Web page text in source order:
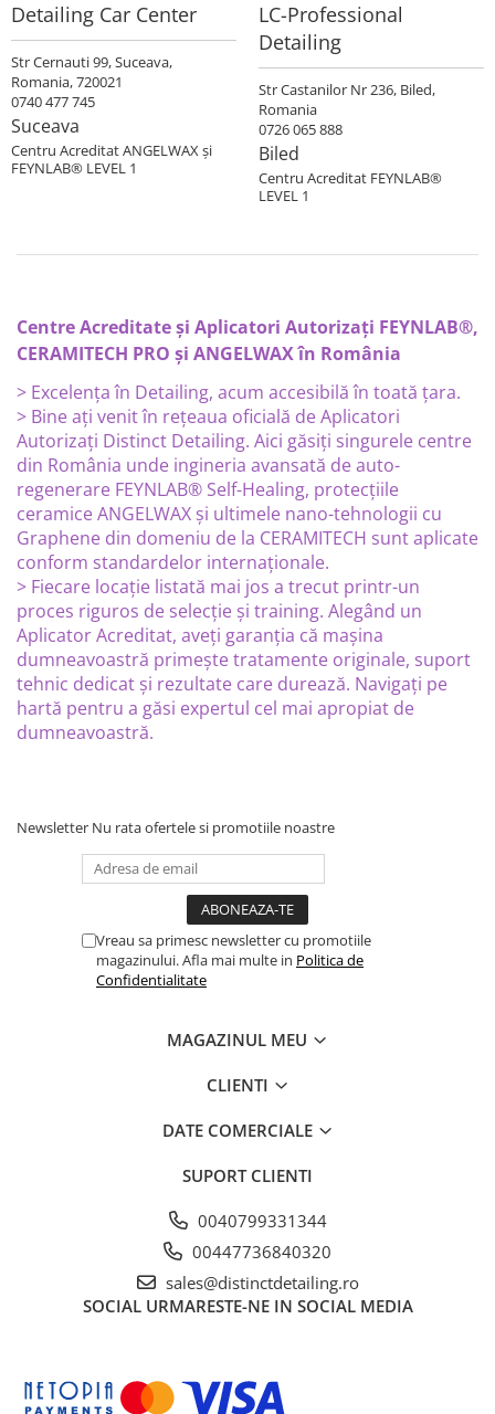
Detailing Car Center
Str Cernauti 99, Suceava,
Romania, 720021
0740 477 745
Suceava
Centru Acreditat ANGELWAX şi
FEYNLAB® LEVEL 1
LC-Professional
Detailing
Str Castanilor Nr 236, Biled,
Romania
0726 065 888
Biled
Centru Acreditat FEYNLAB®
LEVEL 1
Centre Acreditate și Aplicatori Autorizați FEYNLAB®,
CERAMITECH PRO și ANGELWAX în România
> Excelența în Detailing, acum accesibilă în toată țara.
> Bine ați venit în rețeaua oficială de Aplicatori
Autorizați Distinct Detailing. Aici găsiți singurele centre
din România unde ingineria avansată de auto-
regenerare FEYNLAB® Self-Healing, protecțiile
ceramice ANGELWAX și ultimele nano-tehnologii cu
Graphene din domeniu de la CERAMITECH sunt aplicate
conform standardelor internaționale.
> Fiecare locație listată mai jos a trecut printr-un
proces riguros de selecție și training. Alegând un
Aplicator Acreditat, aveți garanția că mașina
dumneavoastră primește tratamente originale, suport
tehnic dedicat și rezultate care durează. Navigați pe
hartă pentru a găsi expertul cel mai apropiat de
dumneavoastră.
Newsletter Nu rata ofertele si promotiile noastre
Vreau sa primesc newsletter cu promotiile
magazinului. Afla mai multe in Politica de
Confidentialitate
MAGAZINUL MEU
CLIENTI
DATE COMERCIALE
SUPORT CLIENTI
0040799331344
00447736840320
sales@distinctdetailing.ro
SOCIAL URMARESTE-NE IN SOCIAL MEDIA